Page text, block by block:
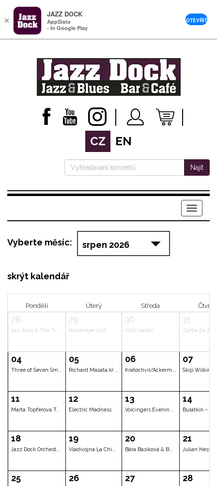
CZ EN
Najít
Menu
Vyberte měsíc:
skrýt kalendář
Pondělí Úterý Středa
Jan Andr & The Tr... November 2nd Klub zadán
04
×
JAZZ DOCK
AppSisto
- In Google Play
OTEVŘÍT